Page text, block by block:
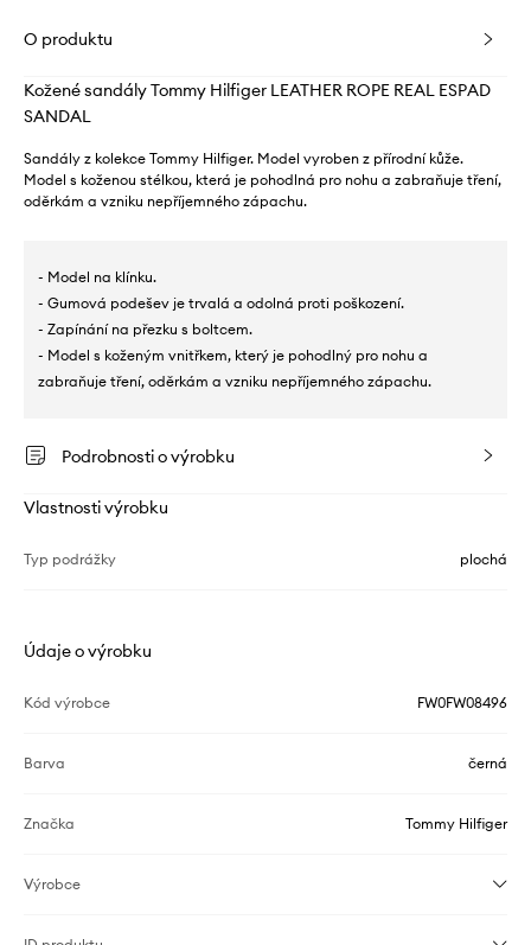
O produktu
Kožené sandály Tommy Hilfiger LEATHER ROPE REAL ESPAD
SANDAL
Sandály z kolekce Tommy Hilfiger. Model vyroben z přírodní kůže.
Model s koženou stélkou, která je pohodlná pro nohu a zabraňuje tření,
oděrkám a vzniku nepříjemného zápachu.
- Model na klínku.
- Gumová podešev je trvalá a odolná proti poškození.
- Zapínání na přezku s boltcem.
- Model s koženým vnitřkem, který je pohodlný pro nohu a
zabraňuje tření, oděrkám a vzniku nepříjemného zápachu.
Podrobnosti o výrobku
Vlastnosti výrobku
Typ podrážky plochá
Údaje o výrobku
Kód výrobce FW0FW08496
Barva černá
Značka Tommy Hilfiger
Výrobce